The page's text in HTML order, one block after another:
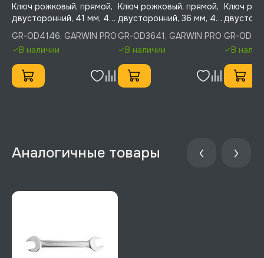
Ключ рожковый, прямой,
двусторонний, 41 мм, 46
мм, GARWIN PRO, GR-
OD4146
GR-OD4146, GARWIN PRO
В наличии
Ключ рожковый, прямой,
двусторонний, 36 мм, 41
мм, GARWIN PRO, GR-
OD3641
GR-OD3641, GARWIN PRO
В наличии
Ключ
мм,
OD3236
GR-
В